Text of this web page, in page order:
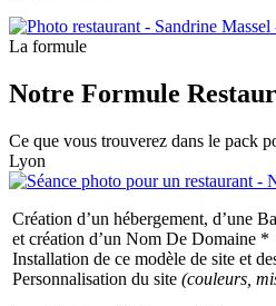
La formule
Notre Formule
Ce que vous trouverez dans le pack
Lyon
Création d’un hébergement, d’une
et création d’un Nom De Domaine *
Installation de ce modèle de site et
Personnalisation du site (couleurs,